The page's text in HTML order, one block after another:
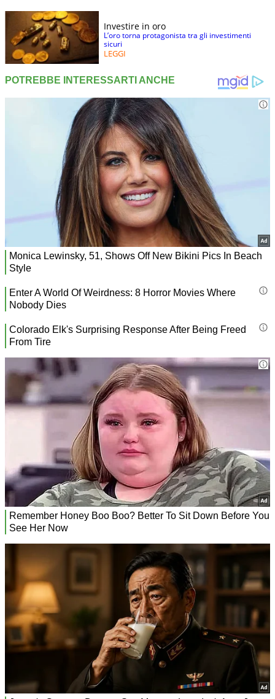
Investire in oro
L’oro torna protagonista tra gli investimenti
sicuri
LEGGI